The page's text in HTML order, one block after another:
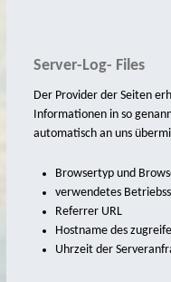
Emder Delftspucker
Alt- und Jungfischer
Batavia – Stele
Koyer
Jan van´t Moor
Möwen auf
Server-Log- Files
Der Provider der Seiten
Informationen in so
automatisch an uns
Browsertyp und
verwendetes
Referrer URL
Hostname des
Uhrzeit der